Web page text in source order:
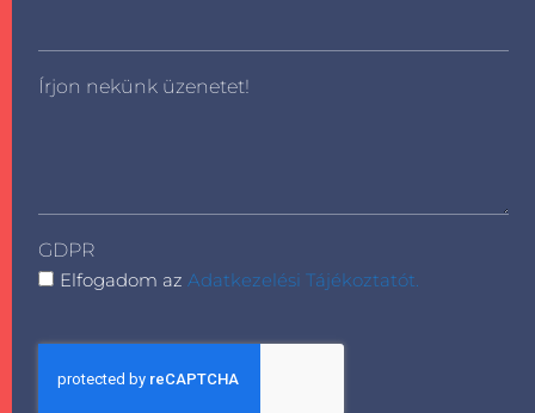
Írjon nekünk üzenetet!
GDPR
Elfogadom azAdatkezelési Tájékoztatót.